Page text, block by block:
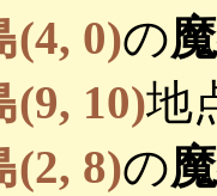
(4, 0)の
(9, 10)地
(2, 8)の